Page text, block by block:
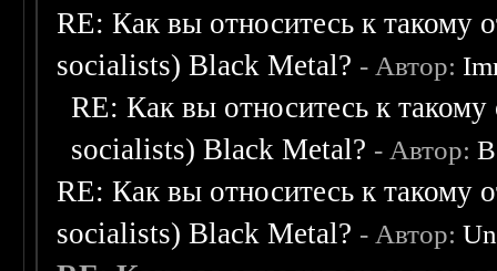
RE: Как вы относитесь к такому
socialists) Black Metal? - Автор:
RE: Как вы относитесь к
socialists) Black Metal? - Автор:
RE: Как вы относитесь к такому
socialists) Black Metal? - Автор: